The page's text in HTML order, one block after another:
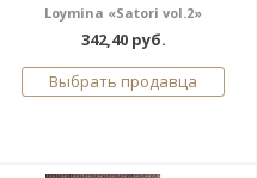
Loymina «Satori vol.2»
342,40 руб.
Выбрать продавца